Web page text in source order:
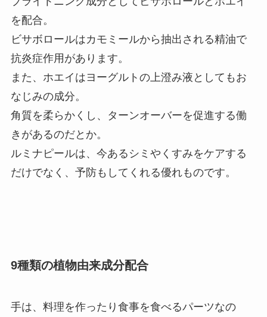
を配合。
ビサボロールはカモミールから抽出される精油で
抗炎症作用があります。
また、ホエイはヨーグルトの上澄み液としてもお
なじみの成分。
角質を柔らかくし、ターンオーバーを促進する働
きがあるのだとか。
ルミナピールは、今あるシミやくすみをケアする
だけでなく、予防もしてくれる優れものです。
9種類の植物由来成分配合
手は、料理を作ったり食事を食べるパーツなの